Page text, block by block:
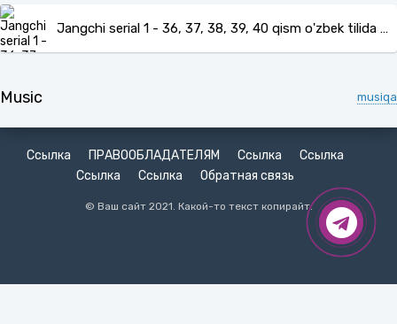
Jangchi serial 1 - 36, 37, 38, 39, 40 qism o'zbek tilida barcha qismlari turk serial
Music musiqa
Ссылка ПРАВООБЛАДАТЕЛЯМ Ссылка
Ссылка
Ссылка
Ссылка Обратная связь
© Ваш сайт 2021. Какой-то текст копирайт.